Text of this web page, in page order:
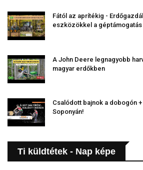
Fától az aprítékig -
eszközökkel a
A John Deere legnagyobb
magyar erdőkben
Csalódott bajnok a dobogón
Soponyán!
Ti küldtétek - Nap képe